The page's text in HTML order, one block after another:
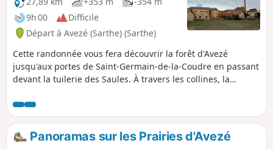
9h 00
Difficile
Départ à Avezé (Sarthe) (Sarthe)
Cette randonnée vous fera découvrir la forêt d'Avezé
jusqu'aux portes de Saint-Germain-de-la-Coudre en passant
devant la tuilerie des Saules. À travers les collines, la
ex-usines Abadie classée au patrimoine. Ensuite, par les
chemins creux, découverte de la vallée de la Jambette et
retour à Avezé par les bois de Beauvais et le panorama sur
la vallée de l'Huisne.
Panoramas sur les Prairies d'Avezé